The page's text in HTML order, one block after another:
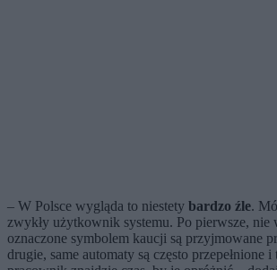
– W Polsce wygląda to niestety bardzo źle.
zwykły użytkownik systemu. Po pierwsze, nie
oznaczone symbolem kaucji są przyjmowane
drugie, same automaty są często przepełnione i